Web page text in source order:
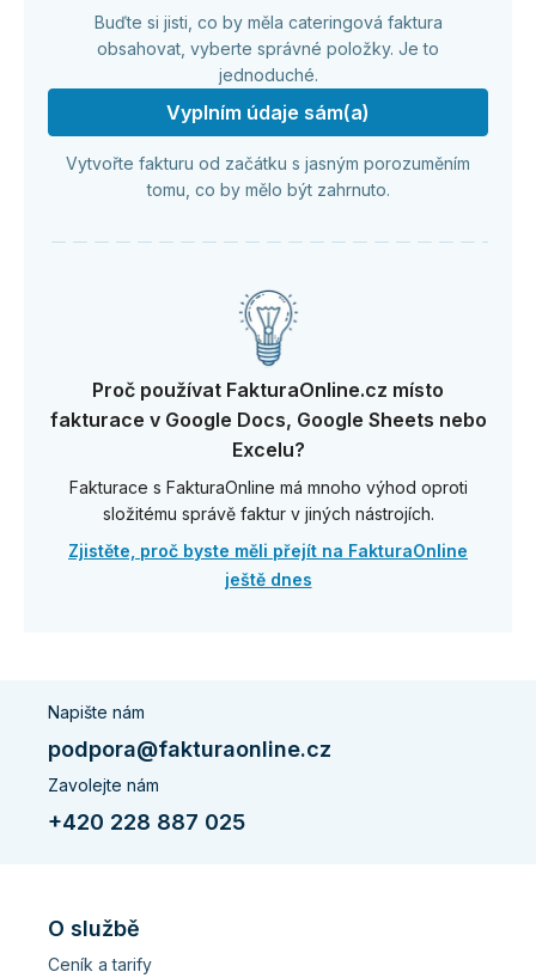
Buďte si jisti, co by měla cateringová faktura
obsahovat, vyberte správné položky. Je to
jednoduché.
Vyplním údaje sám(a)
Vytvořte fakturu od začátku s jasným porozuměním
tomu, co by mělo být zahrnuto.
Proč používat FakturaOnline.cz místo
fakturace v Google Docs, Google Sheets nebo
Excelu?
Fakturace s FakturaOnline má mnoho výhod oproti
složitému správě faktur v jiných nástrojích.
Zjistěte, proč byste měli přejít na FakturaOnline
ještě dnes
Napište nám
podpora@fakturaonline.cz
Zavolejte nám
+420 228 887 025
O službě
Ceník a tarify